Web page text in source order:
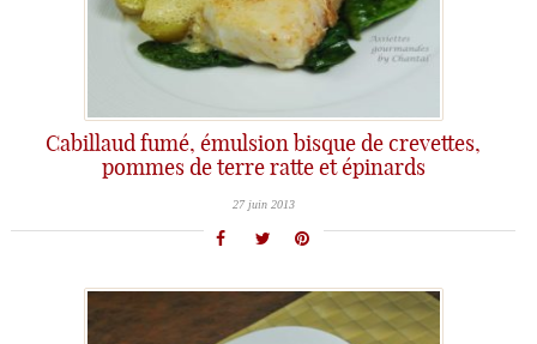
Cabillaud fumé, émulsion bisque de crevettes,
pommes de terre ratte et épinards
27 juin 2013